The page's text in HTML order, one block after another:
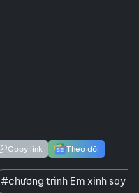
Copy link Theo dõi
#chương trình Em xinh say hi